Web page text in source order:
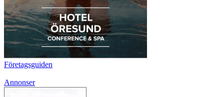
Företagsguiden
Annonser